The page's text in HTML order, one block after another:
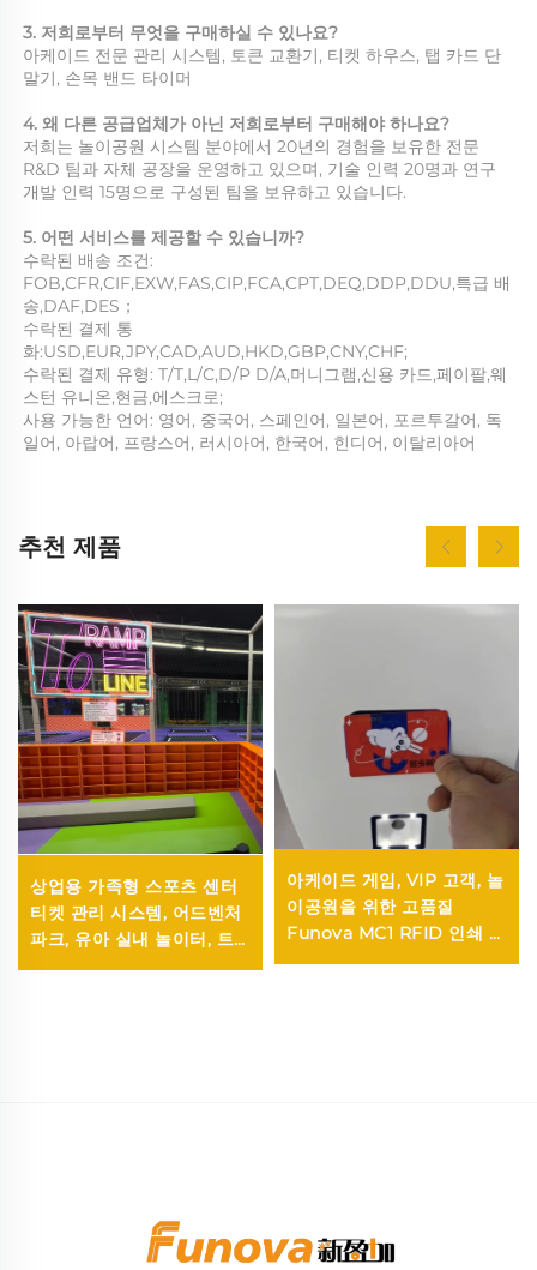
3. 저희로부터 무엇을 구매하실 수 있나요?
아케이드 전문 관리 시스템, 토큰 교환기, 티켓 하우스, 탭 카드 단
말기, 손목 밴드 타이머
4. 왜 다른 공급업체가 아닌 저희로부터 구매해야 하나요?
저희는 놀이공원 시스템 분야에서 20년의 경험을 보유한 전문
R&D 팀과 자체 공장을 운영하고 있으며, 기술 인력 20명과 연구
개발 인력 15명으로 구성된 팀을 보유하고 있습니다.
5. 어떤 서비스를 제공할 수 있습니까?
수락된 배송 조건:
FOB,CFR,CIF,EXW,FAS,CIP,FCA,CPT,DEQ,DDP,DDU,특급 배
송,DAF,DES；
수락된 결제 통
화:USD,EUR,JPY,CAD,AUD,HKD,GBP,CNY,CHF;
수락된 결제 유형: T/T,L/C,D/P D/A,머니그램,신용 카드,페이팔,웨
스턴 유니온,현금,에스크로;
사용 가능한 언어: 영어, 중국어, 스페인어, 일본어, 포르투갈어, 독
일어, 아랍어, 프랑스어, 러시아어, 한국어, 힌디어, 이탈리아어
추천 제품
상업용 가족형 스포츠 센터
티켓 관리 시스템, 어드벤처
파크, 유아 실내 놀이터, 트
램폴린 파크
아케이드 게임, VIP 고객, 놀
이공원을 위한 고품질
Funova MC1 RFID 인쇄 가
능 플라스틱 선불 멤버십 카